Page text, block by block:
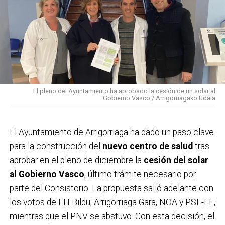
IMPLICACIÓN SOCIAL
Entre los colectivos implicados destacan las
asociaciones de vecinas y vecinos de Santo Cristo y
Lanbarketa, además de comerciantes, hosteleros y la
asociación ecologista Asuntze, que han colaborado
tanto en la recogida de alegaciones como en la
difusión de la campaña. Este respaldo se suma a la
domingo,que ya evidenció el rechazo de buena parte
de la localidad al proyecto ferroviario en su
configuración actual. Con estas acciones, el
Ayuntamiento considera que la postura ciudadana
queda claramente reforzada.
El pleno del Ayuntamiento ha aprobado la cesión de un solar al
Gobierno Vasco / Arrigorriagako Udala
El Ayuntamiento de Arrigorriaga ha dado un paso clave
para la construcción del nuevo centro de salud tras
aprobar en el pleno de diciembre la cesión del solar
al Gobierno Vasco, último trámite necesario por
parte del Consistorio. La propuesta salió adelante con
los votos de EH Bildu, Arrigorriaga Gara, NOA y PSE-EE,
mientras que el PNV se abstuvo. Con esta decisión, el